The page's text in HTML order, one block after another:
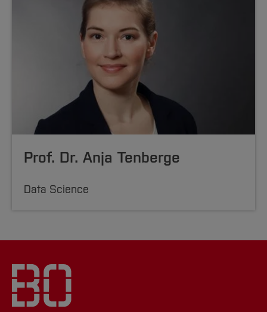
Prof. Dr. Anja Tenberge
Data Science